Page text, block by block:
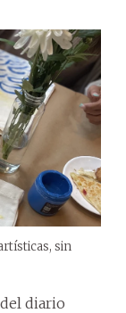
sin
diario